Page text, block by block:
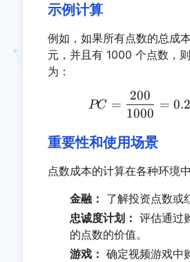
示例计算
例如，如果所有点数的总成
元，并且有 1000 个点数，
为：
PC
PC =
1000
200
= 0.2
重要性和使用场景
点数成本的计算在各种环境
金融： 了解投资点数或
忠诚度计划： 评估通过
的点数的价值。
游戏： 确定视频游戏中